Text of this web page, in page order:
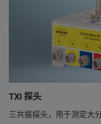
TXI 探头
三共振探头，用于测定大